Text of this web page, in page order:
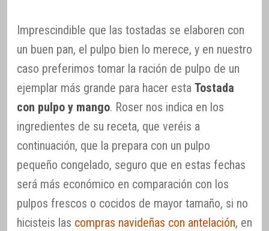
Imprescindible que las tostadas se elaboren con
un buen pan, el pulpo bien lo merece, y en nuestro
caso preferimos tomar la ración de pulpo de un
ejemplar más grande para hacer esta Tostada
con pulpo y mango. Roser nos indica en los
ingredientes de su receta, que veréis a
continuación, que la prepara con un pulpo
pequeño congelado, seguro que en estas fechas
será más económico en comparación con los
pulpos frescos o cocidos de mayor tamaño, si no
hicisteis las compras navideñas con antelación, en